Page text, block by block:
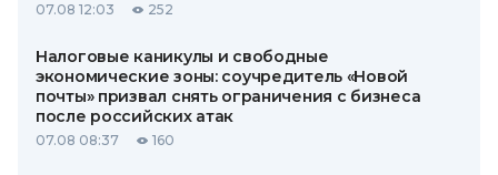
07.08 12:03 252
Налоговые каникулы и свободные
экономические зоны: соучредитель «Новой
почты» призвал снять ограничения с бизнеса
после российских атак
07.08 08:37 160